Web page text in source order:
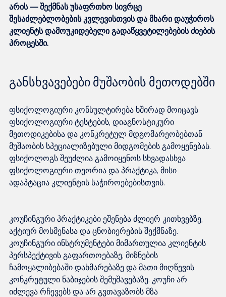
არის — შექმნას უსაფრთხო სივრცე
შესაძლებლობების კვლევისთვის და მხარი დაუჭიროს
კლიენტს დამოუკიდებელი გადაწყვეტილებების ძიების
განსხვავებები მუშაობის მეთოდებში
ფსიქოლოგიური კონსულტირება ხშირად მოიცავს
ფსიქოლოგიური ტესტების, დიაგნოსტიკური
მეთოდიკებისა და კონკრეტულ მდგომარეობებთან
მუშაობის სპეციალიზებული მიდგომების გამოყენებას.
ფსიქოლოგს შეუძლია გამოიყენოს სხვადასხვა
ფსიქოლოგიური თეორია და პრაქტიკა, მისი
კოუჩინგური პრაქტიკები ეშენება ძლიერ კითხვებზე,
აქტიურ მოსმენასა და ცნობიერების შექმნაზე.
კოუჩინგური ინსტრუმენტები მიმართულია კლიენტის
პერსპექტივის გაფართოებაზე, მიზნების
ჩამოყალიბებაში დახმარებაზე და მათი მიღწევის
კონკრეტული ნაბიჯების შემუშავებაზე. კოუჩი არ
იძლევა რჩევებს და არ გვთავაზობს მზა